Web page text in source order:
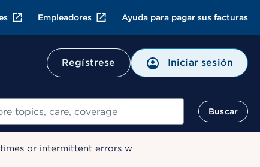
Empleadores Ayuda para pagar sus facturas
Regístrese Iniciar sesión
Buscar
or intermittent errors w